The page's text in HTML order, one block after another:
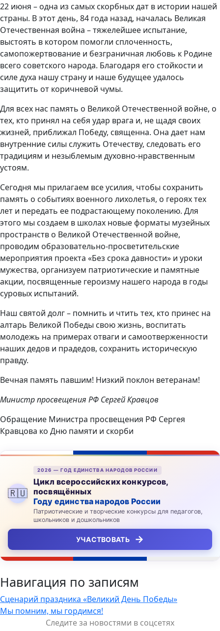
22 июня – одна из самых скорбных дат в истории нашей
страны. В этот день, 84 года назад, началась Великая
Отечественная война – тяжелейшее испытание,
выстоять в котором помогли сплоченность,
самопожертвование и безграничная любовь к Родине
всего советского народа. Благодаря его стойкости и
силе духа нашу страну и наше будущее удалось
защитить от коричневой чумы.
Для всех нас память о Великой Отечественной войне, о
тех, кто принял на себя удар врага и, не щадя своих
жизней, приближал Победу, священна. Она дает нам
внутренние силы служить Отечеству, следовать его
традициям и незыблемым духовно-нравственным
устоям.
Сегодня мы прилагаем все усилия, чтобы сохранить
память о событиях военного лихолетья, о героях тех
лет и передать ее подрастающему поколению. Для
этого мы создаем в школах новые форматы музейных
пространств о Великой Отечественной войне,
проводим образовательно-просветительские
мероприятия проекта «Без срока давности» и уроки
мужества, организуем патриотические и памятные
акции, посвященные героизму нашего народа в годы
суровых испытаний.
Наш святой долг – помнить и чтить тех, кто принес на
алтарь Великой Победы свою жизнь, воспитать
молодежь на примерах отваги и самоотверженности
наших дедов и прадедов, сохранить историческую
правду.
Вечная память павшим! Низкий поклон ветеранам!
Министр просвещения РФ Сергей Кравцов
Обращение Министра просвещения РФ Сергея
Кравцова ко Дню памяти и скорби
🇷🇺
2026 — ГОД ЕДИНСТВА НАРОДОВ РОССИИ
Цикл всероссийских конкурсов,
посвящённых
Году единства народов России
Патриотические и творческие конкурсы для педагогов,
школьников и дошкольников
УЧАСТВОВАТЬ →
Навигация по записям
Сценарий праздника «Великий День Победы»
Мы помним, мы гордимся!
Следите за новостями в соцсетях